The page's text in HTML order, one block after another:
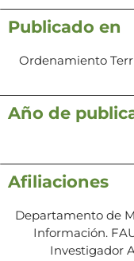
Publicado en
Ordenamiento
Año de
Afiliaciones
Departamento de
Información.
Investigador